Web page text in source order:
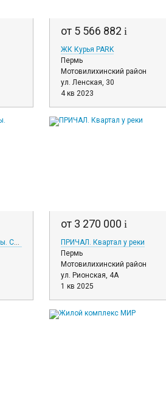
от 5 566 882 i
ЖК Курья PARK
Пермь
Мотовилихинский район
ул. Ленская, 30
4 кв 2023
ПОГОДА. Теплые кварталы. Серебристая,5
от 3 270 000 i
ПРИЧАЛ. Квартал у реки
Пермь
Мотовилихинский район
ул. Рионская, 4А
1 кв 2025